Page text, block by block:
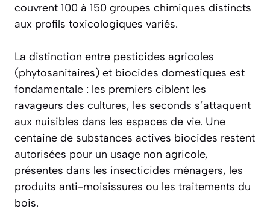
couvrent 100 à 150 groupes chimiques distincts
aux profils toxicologiques variés.
La distinction entre pesticides agricoles
(phytosanitaires) et biocides domestiques est
fondamentale : les premiers ciblent les
ravageurs des cultures, les seconds s’attaquent
aux nuisibles dans les espaces de vie. Une
centaine de substances actives biocides restent
autorisées pour un usage non agricole,
présentes dans les insecticides ménagers, les
produits anti-moisissures ou les traitements du
bois.